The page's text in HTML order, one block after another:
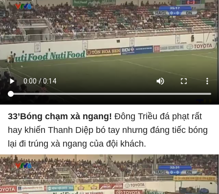
33’Bóng chạm xà ngang! Đông Triều đá phạt rất
hay khiến Thanh Diệp bó tay nhưng đáng tiếc bóng
lại đi trúng xà ngang của đội khách.